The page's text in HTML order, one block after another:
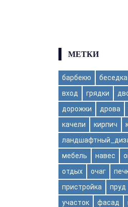
МЕТКИ
барбекю беседка
вход
грядки
дорожки
дрова
качели
кирпич
мебель
навес
отдых
очаг
пристройка
пруд
участок
фасад